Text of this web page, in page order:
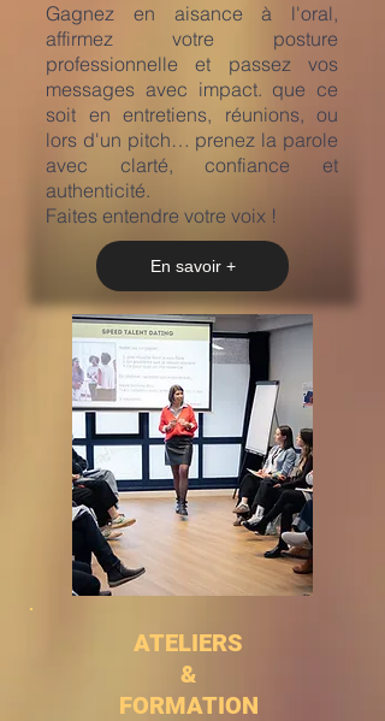
Gagnez en aisance à l'oral,
affirmez votre posture
professionnelle et passez vos
messages avec impact. que ce
soit en entretiens, réunions, ou
lors d'un pitch… prenez la parole
avec clarté, confiance et
authenticité.
Faites entendre votre voix !
En savoir +
ATELIERS
&
FORMATION